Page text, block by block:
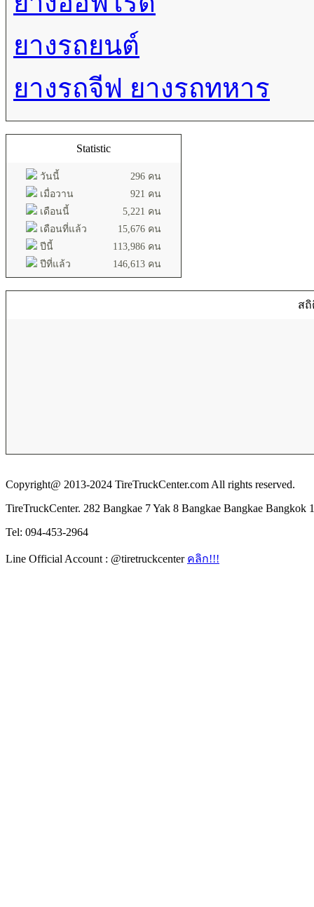
ยางรถยนต์
ยางรถจีฟ ยางรถทหาร
Statistic
วันนี้
296 คน
เมื่อวาน
921 คน
เดือนนี้
5,221 คน
เดือนที่แล้ว
15,676 คน
ปีนี้
113,986 คน
ปีที่แล้ว
146,613 คน
สถิ
Copyright@ 2013-2024 TireTruckCenter.com All rights reserved.
TireTruckCenter. 282 Bangkae 7 Yak 8 Bangkae Bangkae Bangkok
Tel: 094-453-2964
Line Official Account : @tiretruckcenter คลิก!!!